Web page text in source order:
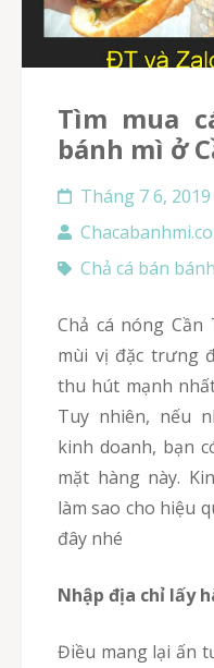
tìm mua cá chả bán buôn
bánh mì ở
Tháng 7 6, 2019
Chả cá bán
Chả cá nóng Cần Thơ – món ăn dân dã với
mùi vị đặc trưng
thu hút mạnh
Tuy nhiên, nếu
kinh doanh, bạn
mặt hàng này.
làm sao cho hiệu
đây nhé
Nhập địa chỉ
Điều mang lại ấn tượng lớn nhất đối với thực